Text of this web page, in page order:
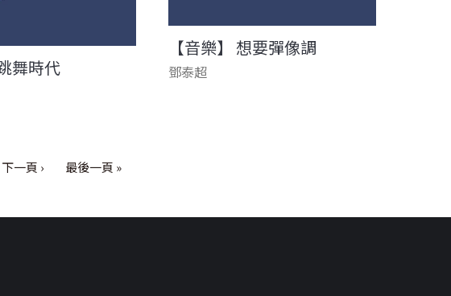
【音樂】 想要彈像調
鄧泰超
舞時代
下一頁 › 最後一頁 »